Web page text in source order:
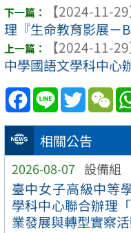
相關公告
2026-08-07 設備組
臺中女子高級中等
學科中心聯合辦理
業發展與轉型實察活
【2024-11-29
理『生命教育影展－
【2024-11-29
中學國語文學科中心
Facebook
Line Twitter